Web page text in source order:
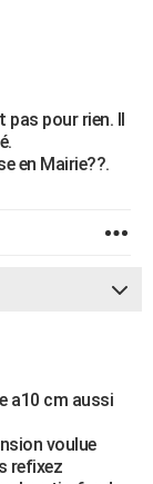
pas pour rien. Il
en Mairie??.
a10 cm aussi
voulue
refixez